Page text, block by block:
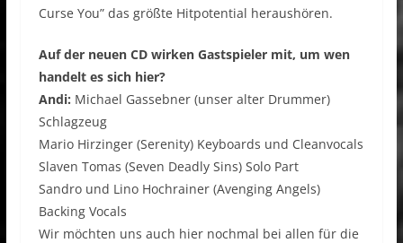
Curse You” das größte Hitpotential heraushören.
Auf der neuen CD wirken Gastspieler mit, um wen
handelt es sich hier?
Andi: Michael Gassebner (unser alter Drummer)
Schlagzeug
Mario Hirzinger (Serenity) Keyboards und Cleanvocals
Slaven Tomas (Seven Deadly Sins) Solo Part
Sandro und Lino Hochrainer (Avenging Angels)
Backing Vocals
Wir möchten uns auch hier nochmal bei allen für die